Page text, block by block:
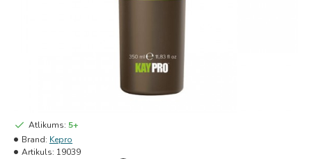
Atlikums: 5+
Brand: Kepro
Artikuls: 19039